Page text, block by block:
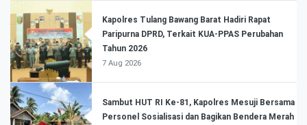
Kapolres Tulang Bawang Barat Hadiri Rapat
Paripurna DPRD, Terkait KUA-PPAS Perubahan
Tahun 2026
7 Aug 2026
Sambut HUT RI Ke-81, Kapolres Mesuji Bersama
Personel Sosialisasi dan Bagikan Bendera Merah